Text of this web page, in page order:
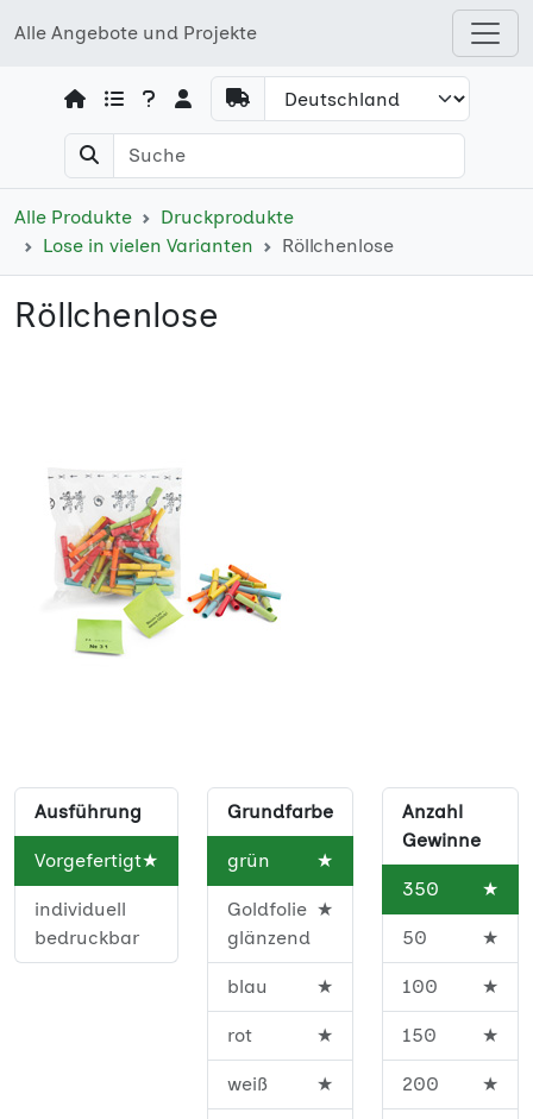
Alle Angebote und Projekte
Open shops menu
Alle Produkte
Druckprodukte
Lose in vielen Varianten
Röllchenlose
Röllchenlose
Ausführung
Vorgefertigt★
individuell
bedruckbar
Grundfarbe
grün ★
Goldfolie
glänzend
★
blau ★
rot ★
weiß ★
Anzahl
Gewinne
350 ★
50 ★
100 ★
150 ★
200 ★